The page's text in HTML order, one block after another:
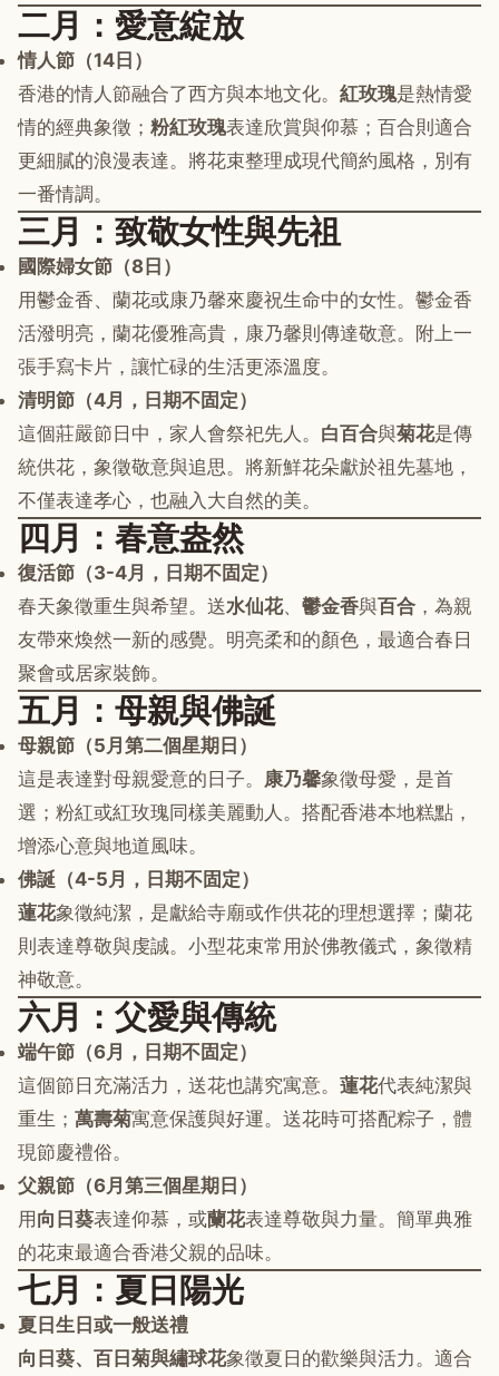
二月：愛意綻放
情人節（14日）
香港的情人節融合了西方與本地文化。 紅玫瑰是熱情愛
情的經典象徵； 粉紅玫瑰表達欣賞與仰慕；百合則適合
更細膩的浪漫表達。將花束整理成現代簡約風格，別有
一番情調。
三月：致敬女性與先祖
國際婦女節（8日）
用鬱金香、蘭花或康乃馨來慶祝生命中的女性。鬱金香
活潑明亮，蘭花優雅高貴，康乃馨則傳達敬意。附上一
張手寫卡片，讓忙碌的生活更添溫度。
清明節（4月，日期不固定）
這個莊嚴節日中，家人會祭祀先人。 白百合與菊花是傳
統供花，象徵敬意與追思。將新鮮花朵獻於祖先墓地，
不僅表達孝心，也融入大自然的美。
四月：春意盎然
復活節（3-4月，日期不固定）
春天象徵重生與希望。送水仙花、 鬱金香與百合 ，為親
友帶來煥然一新的感覺。明亮柔和的顏色，最適合春日
聚會或居家裝飾。
五月：母親與佛誕
母親節（5月第二個星期日）
這是表達對母親愛意的日子。 康乃馨象徵母愛，是首
選；粉紅或紅玫瑰同樣美麗動人。搭配香港本地糕點，
增添心意與地道風味。
佛誕（4-5月，日期不固定）
蓮花象徵純潔，是獻給寺廟或作供花的理想選擇；蘭花
則表達尊敬與虔誠。小型花束常用於佛教儀式，象徵精
神敬意。
六月：父愛與傳統
端午節（6月，日期不固定）
這個節日充滿活力，送花也講究寓意。 蓮花代表純潔與
重生； 萬壽菊寓意保護與好運。送花時可搭配粽子，體
現節慶禮俗。
父親節（6月第三個星期日）
用 向日葵表達仰慕，或蘭花表達尊敬與力量。簡單典雅
的花束最適合香港父親的品味。
七月：夏日陽光
夏日生日或一般送禮
向日葵、百日菊與繡球花象徵夏日的歡樂與活力。適合